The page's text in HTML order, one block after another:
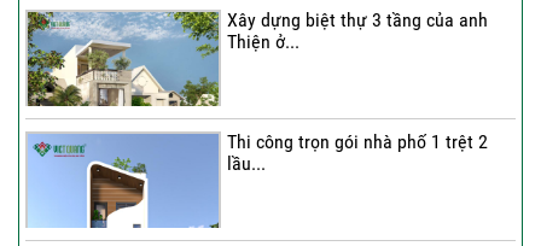
Xây dựng biệt thự 3 tầng của anh
Thiện ở...
Thi công trọn gói nhà phố 1 trệt 2
lầu...